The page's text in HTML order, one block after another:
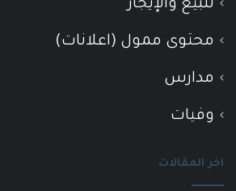
للبيع والإيجار
محتوى ممول (اعلانات)
مدارس
وفيات
اخر المقالات